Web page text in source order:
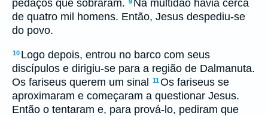
pedaços que sobraram.
Na multidão havia cerca
de quatro mil homens. Então, Jesus despediu-se
do povo.
10 Logo depois, entrou no barco com seus
discípulos e dirigiu-se para a região de Dalmanuta.
Os fariseus querem um sinal 11Os fariseus se
aproximaram e começaram a questionar Jesus.
Então o tentaram e, para prová-lo, pediram que